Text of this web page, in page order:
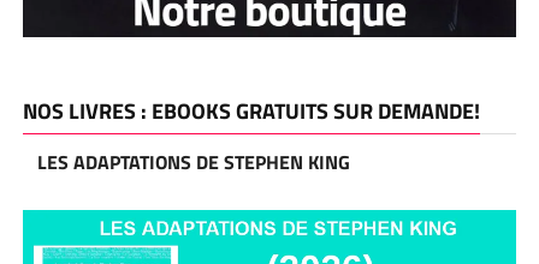
NOS LIVRES : EBOOKS GRATUITS SUR DEMANDE!
LES ADAPTATIONS DE STEPHEN KING